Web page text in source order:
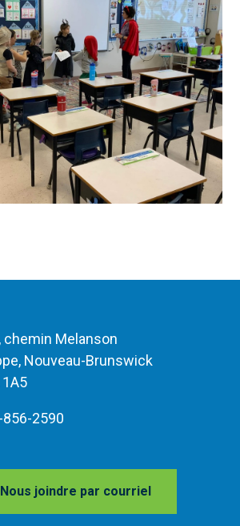
chemin Melanson
Nouveau-Brunswick
1A5
856-2590
Nous joindre par courriel